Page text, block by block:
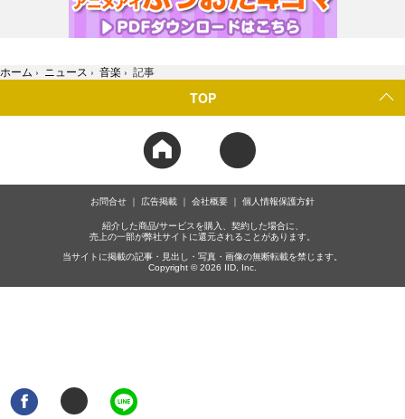
ホーム › ニュース › 音楽 › 記事
TOP
お問合せ 広告掲載 会社概要 個人情報保護方針
紹介した商品/サービスを購入、契約した場合に、
売上の一部が弊社サイトに還元されることがあります。
当サイトに掲載の記事・見出し・写真・画像の無断転載を禁じます。
Copyright © 2026 IID, Inc.